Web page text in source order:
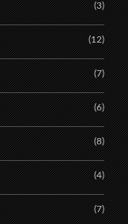
(3)
(12)
(7)
(6)
(8)
(4)
(7)